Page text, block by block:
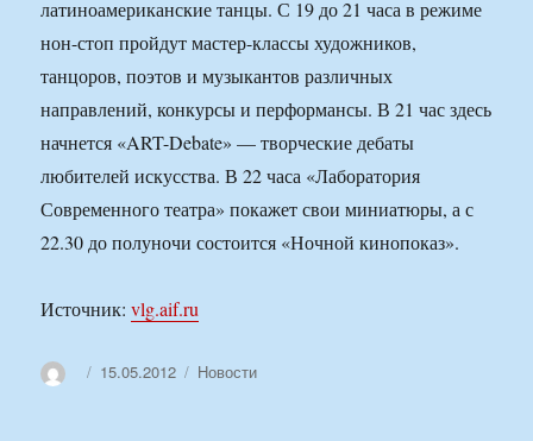
латиноамериканские танцы. С 19 до 21 часа в режиме
нон-стоп пройдут мастер-классы художников,
танцоров, поэтов и музыкантов различных
направлений, конкурсы и перформансы. В 21 час здесь
начнется «ART-Debate» — творческие дебаты
любителей искусства. В 22 часа «Лаборатория
Современного театра» покажет свои миниатюры, а с
22.30 до полуночи состоится «Ночной кинопоказ».
Источник:vlg.aif.ru
АвторОпубликовано
15.05.2012 Рубрики
Новости